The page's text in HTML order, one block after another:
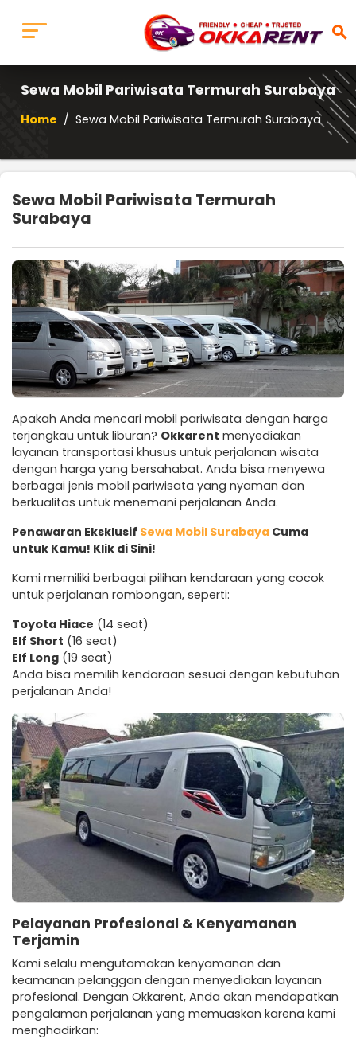
search
Sewa Mobil Pariwisata Termurah Surabaya
Home / Sewa Mobil Pariwisata Termurah Surabaya
Sewa Mobil Pariwisata Termurah
Surabaya
Apakah Anda mencari mobil pariwisata dengan harga
terjangkau untuk liburan? Okkarent menyediakan
layanan transportasi khusus untuk perjalanan wisata
dengan harga yang bersahabat. Anda bisa menyewa
berbagai jenis mobil pariwisata yang nyaman dan
berkualitas untuk menemani perjalanan Anda.
Penawaran Eksklusif Sewa Mobil Surabaya Cuma
untuk Kamu! Klik di Sini!
Kami memiliki berbagai pilihan kendaraan yang cocok
untuk perjalanan rombongan, seperti:
Toyota Hiace (14 seat)
Elf Short (16 seat)
Elf Long (19 seat)
Anda bisa memilih kendaraan sesuai dengan kebutuhan
perjalanan Anda!
Pelayanan Profesional & Kenyamanan
Terjamin
Kami selalu mengutamakan kenyamanan dan
keamanan pelanggan dengan menyediakan layanan
profesional. Dengan Okkarent, Anda akan mendapatkan
pengalaman perjalanan yang memuaskan karena kami
menghadirkan: